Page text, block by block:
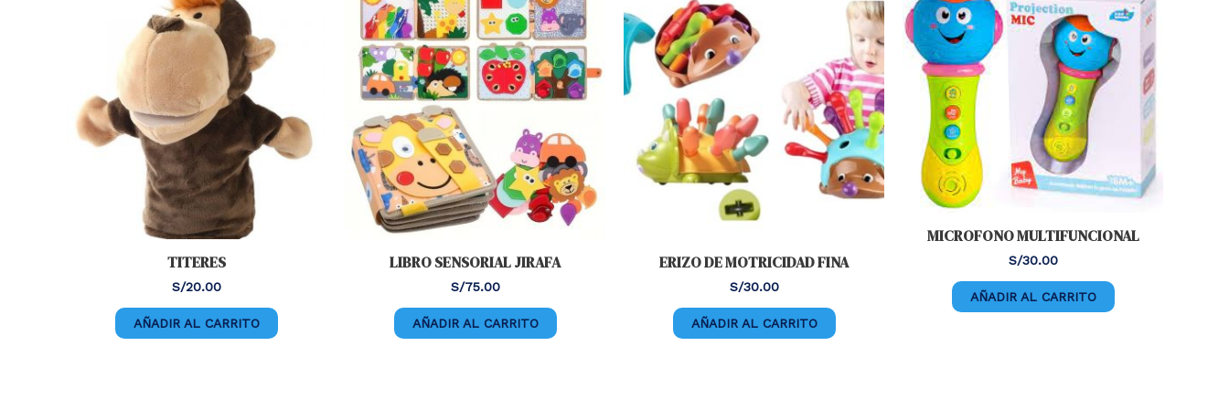
TITERES
S/20.00
AÑADIR AL CARRITO
LIBRO SENSORIAL JIRAFA
S/75.00
AÑADIR AL CARRITO
ERIZO DE MOTRICIDAD FINA
S/30.00
AÑADIR AL CARRITO
MICROFONO MULTIFUNCIONAL
S/30.00
AÑADIR AL CARRITO